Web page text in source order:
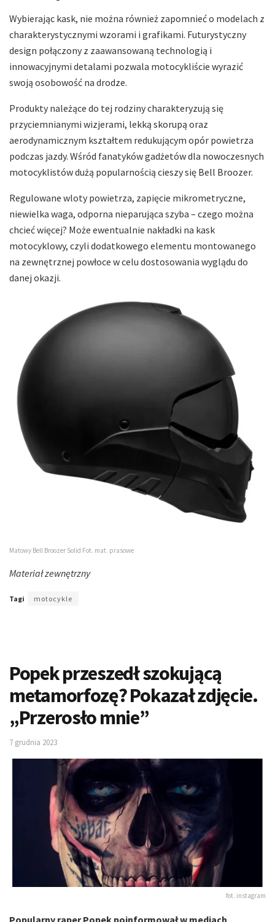
Wybierając kask, nie można również zapomnieć o modelach z
charakterystycznymi wzorami i grafikami. Futurystyczny
design połączony z zaawansowaną technologią i
innowacyjnymi detalami pozwala motocykliście wyrazić
swoją osobowość na drodze.
Produkty należące do tej rodziny charakteryzują się
przyciemnianymi wizjerami, lekką skorupą oraz
aerodynamicznym kształtem redukującym opór powietrza
podczas jazdy. Wśród fanatyków gadżetów dla nowoczesnych
motocyklistów dużą popularnością cieszy się Bell Broozer.
Regulowane wloty powietrza, zapięcie mikrometryczne,
niewielka waga, odporna nieparująca szyba – czego można
chcieć więcej? Może ewentualnie nakładki na kask
motocyklowy, czyli dodatkowego elementu montowanego
na zewnętrznej powłoce w celu dostosowania wyglądu do
danej okazji.
Matowy Bell Broozer Solid Fot. mat. prasowe
Materiał zewnętrzny
Tagi motocykle
Popek przeszedł szokującą
metamorfozę? Pokazał zdjęcie.
„Przerosło mnie”
7 grudnia 2023
fot. instagram